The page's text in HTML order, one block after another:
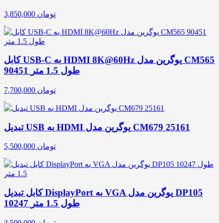
3,850,000 تومان
کابل USB-C به HDMI 8K@60Hz یوگرین مدل CM565
90451 طول 1.5 متر
7,700,000 تومان
تبدیل USB به HDMI یوگرین مدل CM679 25161
5,500,000 تومان
کابل تبدیل DisplayPort به VGA یوگرین مدل DP105
10247 طول 1.5 متر